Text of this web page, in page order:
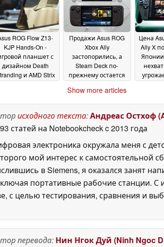
ROG Flow Z13-
KJP Hands-On -
планшет с
дизайном Death
и AMD Strix
Продажи Asus ROG
Xbox Ally
застопорились, а
Steam Deck по-
прежнему остается
портативным
2026
Цена
Ally X
Show more articles
исходного текста:Андреас Остхоф
статей на Notebookcheckc 2013 года
электроника окружала меня с
мой интерес к самостоятельной
в Siemens, я оказался занят
портативные рабочие станции.
с целью тестирования, сравнения и
перевода: Нин Нгок Дуй (Ninh Ngoc